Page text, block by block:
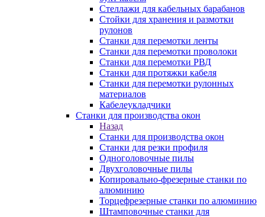
Стеллажи для кабельных барабанов
Стойки для хранения и размотки
рулонов
Станки для перемотки ленты
Станки для перемотки проволоки
Станки для перемотки РВД
Станки для протяжки кабеля
Станки для перемотки рулонных
материалов
Кабелеукладчики
Станки для производства окон
Назад
Станки для производства окон
Станки для резки профиля
Одноголовочные пилы
Двухголовочные пилы
Копировально-фрезерные станки по
алюминию
Торцефрезерные станки по алюминию
Штамповочные станки для